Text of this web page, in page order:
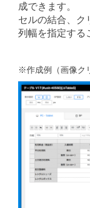
成できます。
セルの結合、ク
列幅を指定する
※作成例（画像ク